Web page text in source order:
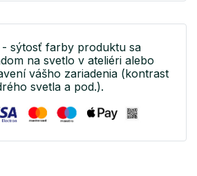
sýtosť farby produktu sa
na svetlo v ateliéri alebo
vášho zariadenia (kontrast
svetla a pod.).